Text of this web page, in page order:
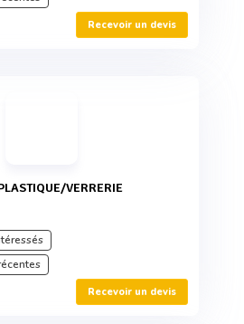
Recevoir un devis
VERRERIE
Recevoir un devis